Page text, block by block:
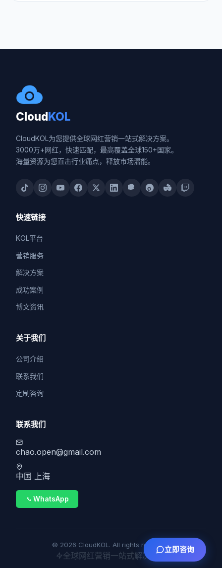
CloudKOL
CloudKOL为您提供全球网红营销一站式解决方案。
3000万+网红，快速匹配，最高覆盖全球150+国家。
海量资源为您直击行业痛点，释放市场潜能。
快速链接
KOL平台
营销服务
解决方案
成功案例
博文资讯
关于我们
公司介绍
联系我们
定制咨询
联系我们
chao.open@gmail.com
中国 上海
WhatsApp
© 2026 CloudKOL. All rights reserved.
全球网红营销一站式解决方案
立即咨询